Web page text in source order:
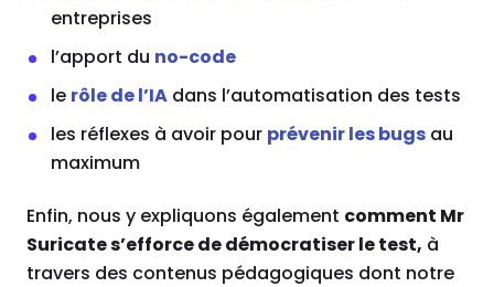
entreprises
l’apport du no-code
le rôle de l’IA dans l’automatisation des tests
les réflexes à avoir pour prévenir les bugs au
maximum
Enfin, nous y expliquons également comment Mr
Suricate s’efforce de démocratiser le test, à
travers des contenus pédagogiques dont notre